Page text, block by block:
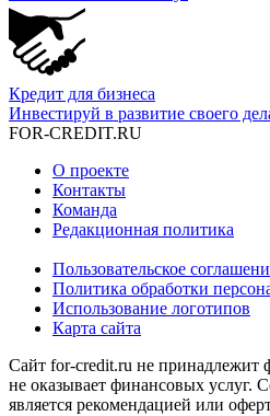
Кредит для бизнеса
Инвестируй в развитие своего
FOR-CREDIT.RU
О проекте
Контакты
Команда
Редакционная политика
Пользовательское
Политика обработки
Использование логотипов
Карта сайта
Сайт for-credit.ru не принадлежит
не оказывает финансовых услуг.
является рекомендацией или